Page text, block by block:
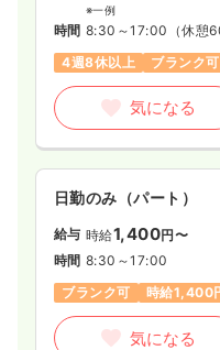
※一例
時間 8:30～17:00 （休憩
4週8休以上
ブランク可
気になる
日勤のみ（パート）
給与 時給1,400円〜
時間 8:30～17:00
ブランク可
時給1,400
気になる